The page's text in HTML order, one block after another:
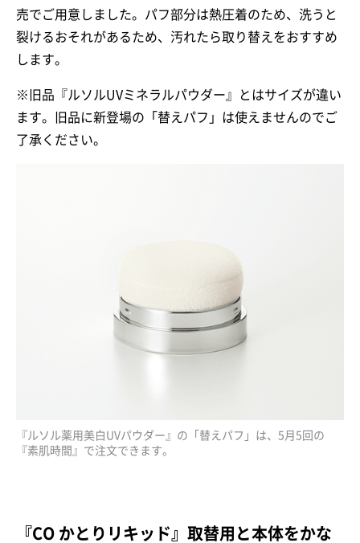
売でご用意しました。パフ部分は熱圧着のため、洗うと
裂けるおそれがあるため、汚れたら取り替えをおすすめ
します。
※旧品『ルソルUVミネラルパウダー』とはサイズが違い
ます。旧品に新登場の「替えパフ」は使えませんのでご
了承ください。
『ルソル薬用美白UVパウダー』の「替えパフ」は、5月5回の
『素肌時間』で注文できます。
『CO かとりリキッド』取替用と本体をかな